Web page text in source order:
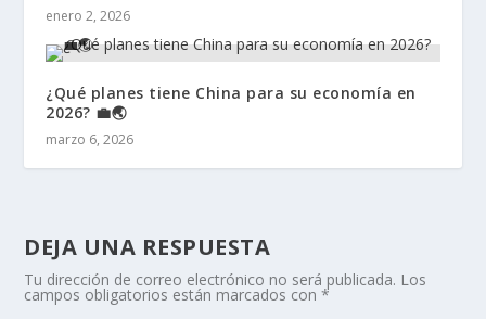
enero 2, 2026
¿Qué planes tiene China para su economía en
2026? 💼🌏
marzo 6, 2026
DEJA UNA RESPUESTA
Tu dirección de correo electrónico no será publicada. Los
campos obligatorios están marcados con*